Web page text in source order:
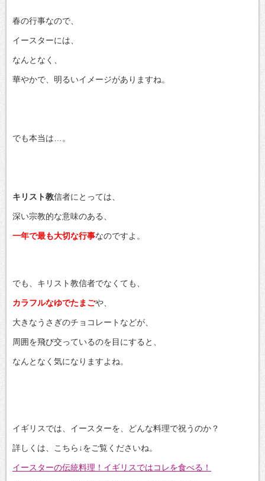
春の行事なので、
イースターには、
なんとなく、
華やかで、明るいイメージがありますね。
でも本当は…。
キリスト教信者にとっては、
深い宗教的な意味のある、
一年で最も大切な行事なのですよ。
でも、キリスト教信者でなくても、
カラフルなゆでたまごや、
大きなうさぎのチョコレートなどが、
周囲を飛び交っているのを目にすると、
なんとなく気になりますよね。
イギリスでは、イースターを、どんな料理で祝うのか？
詳しくは、こちら↓をご覧くださいね。
イースターの伝統料理！イギリスではコレを食べる！